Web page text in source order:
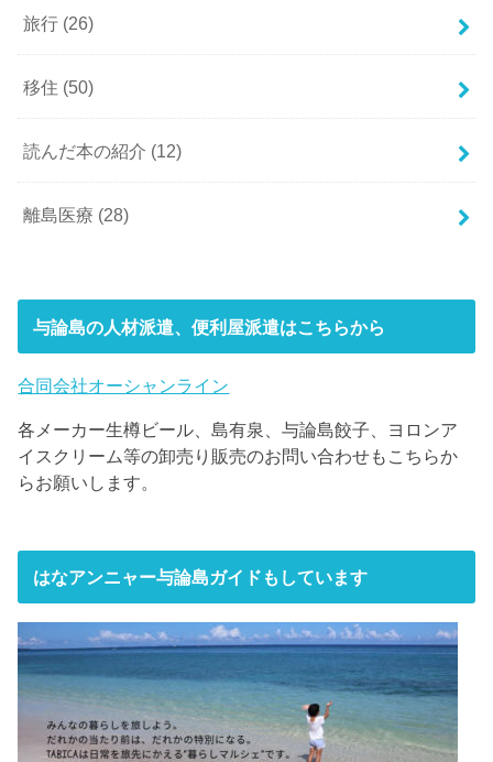
旅行 (26)
移住 (50)
読んだ本の紹介 (12)
離島医療 (28)
与論島の人材派遣、便利屋派遣はこちらから
合同会社オーシャンライン
各メーカー生樽ビール、島有泉、与論島餃子、ヨロンア
イスクリーム等の卸売り販売のお問い合わせもこちらか
らお願いします。
はなアンニャー与論島ガイドもしています